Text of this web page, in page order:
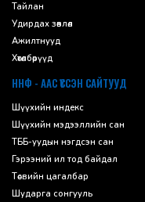
Тайлан
Удирдах зөвлөл
Ажилтнууд
Хөтөлбөрүүд
ННФ - ААС ҮҮССЭН САЙТУУД
Шүүхийн индекс
Шүүхийн мэдээллийн сан
ТББ-уудын нэгдсэн сан
Гэрээний ил тод байдал
Төсвийн цагалбар
Шударга сонгууль